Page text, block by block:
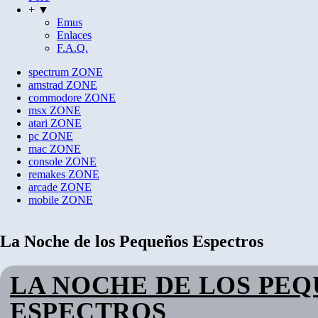
+ ▼
Emus
Enlaces
F.A.Q.
spectrum ZONE
amstrad ZONE
commodore ZONE
msx ZONE
atari ZONE
pc ZONE
mac ZONE
console ZONE
remakes ZONE
arcade ZONE
mobile ZONE
La Noche de los Pequeños Espectros
LA NOCHE DE LOS
ESPECTROS